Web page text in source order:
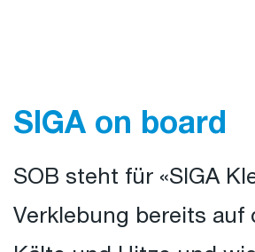
SIGA on board
SOB steht für «SIGA
Verklebung bereits auf